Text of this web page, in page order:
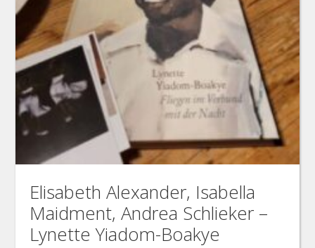
Elisabeth Alexander, Isabella
Maidment, Andrea Schlieker –
Lynette Yiadom-Boakye